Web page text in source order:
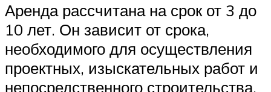
Аренда рассчитана на срок от 3 до
10 лет. Он зависит от срока,
необходимого для осуществления
проектных, изыскательных работ и
непосредственного строительства.